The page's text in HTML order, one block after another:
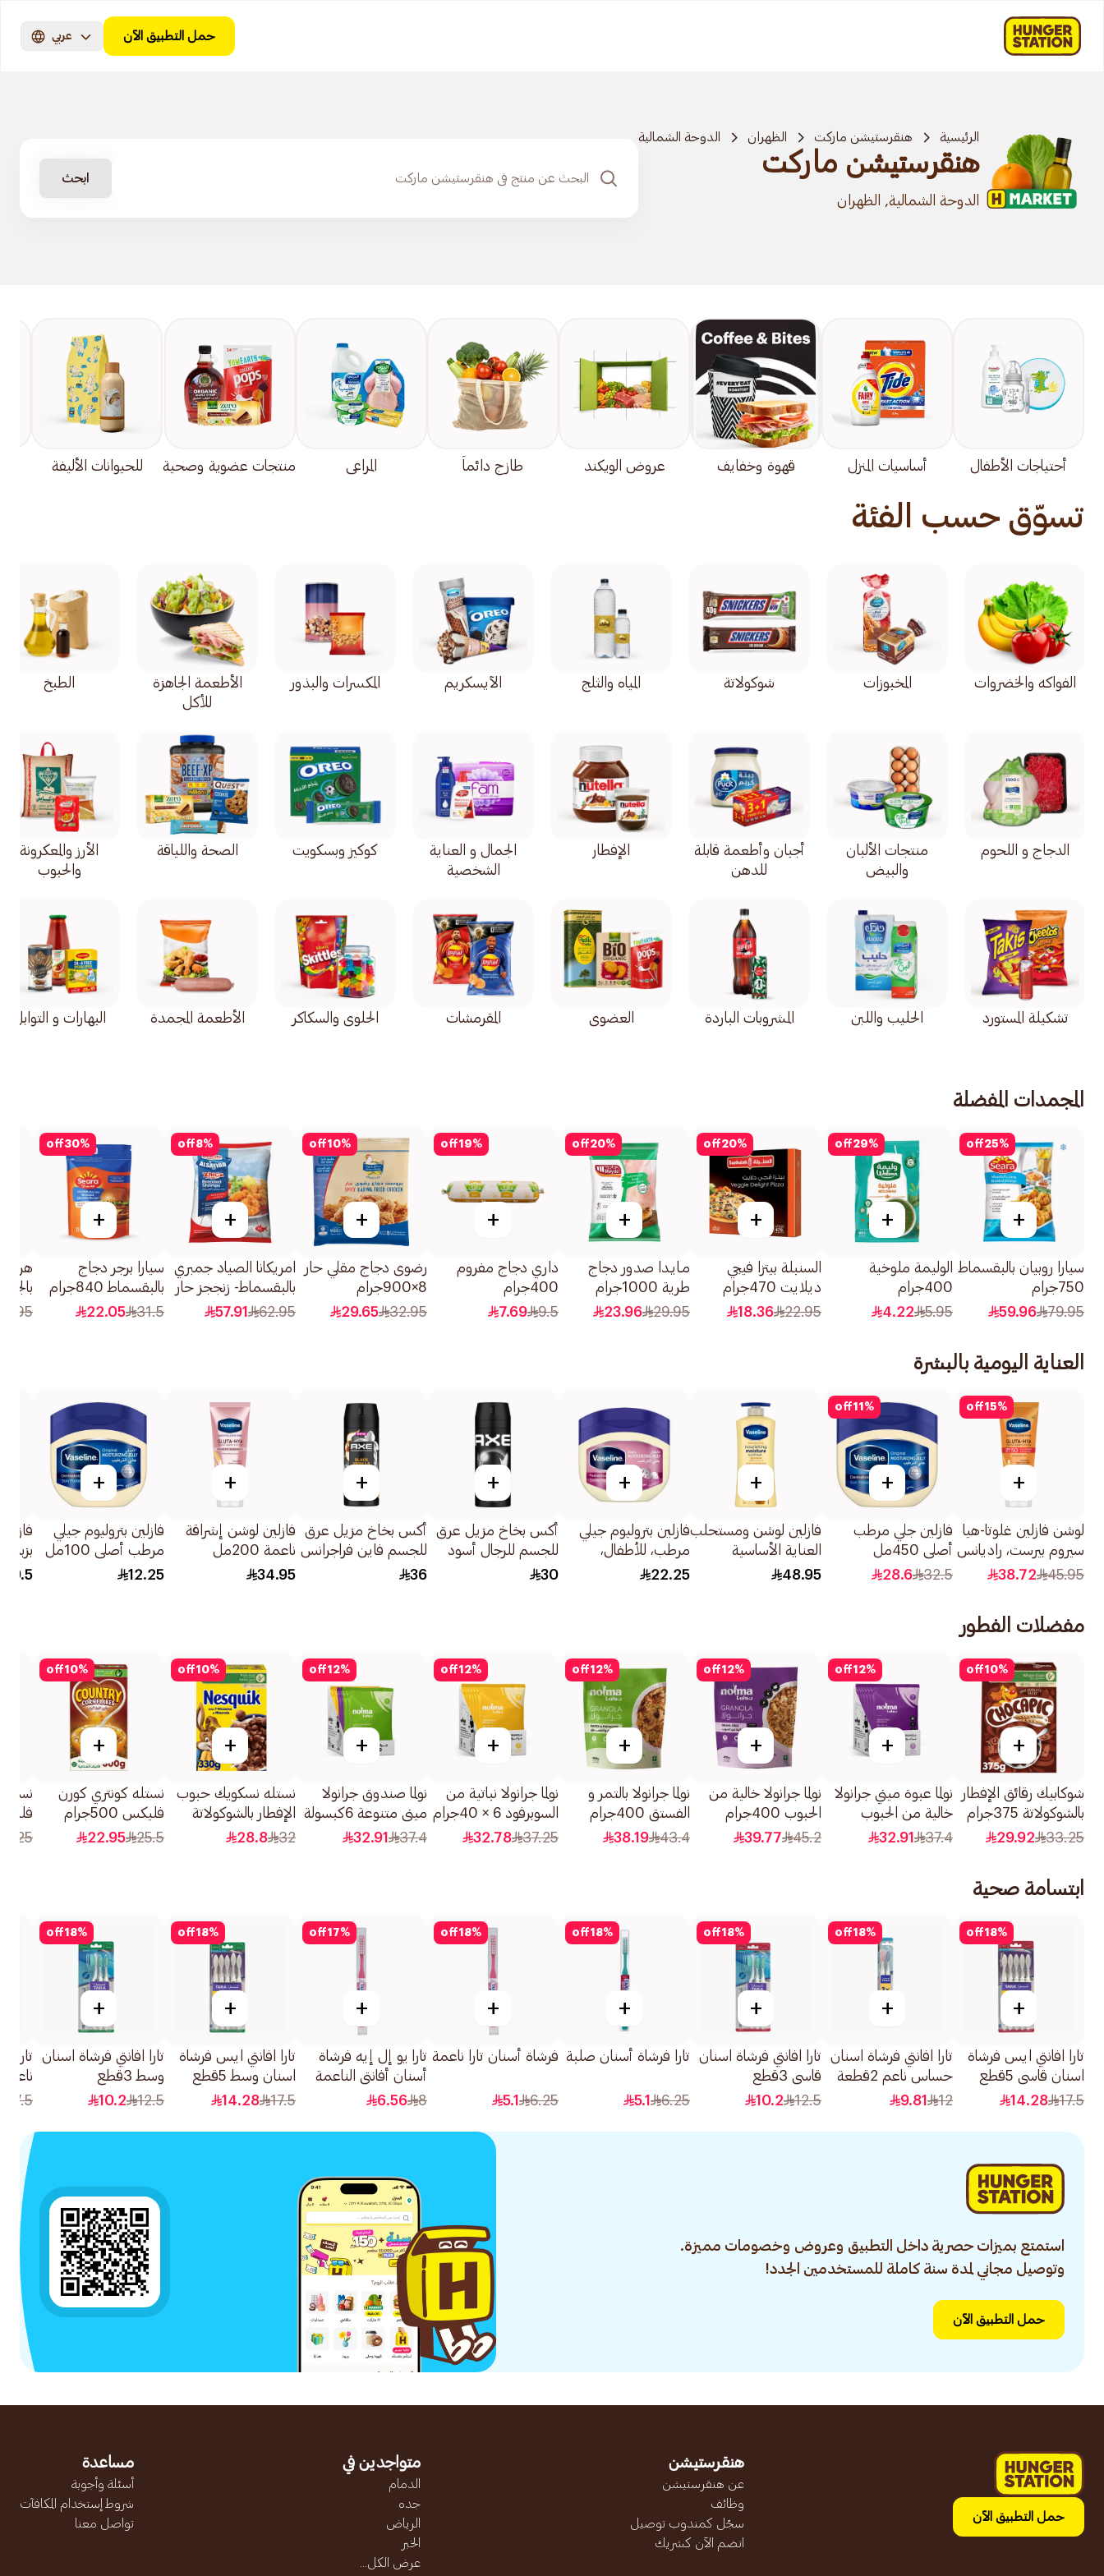
حمل التطبيق الآن عربي
الرئيسية هنقرستيشن ماركت الظهران الدوحة الشمالية
هنقرستيشن ماركت
الدوحة الشمالية, الظهران
ابحث
أحتياجات الأطفال أساسيات المنزل قهوة وخفايف عروض الويكند طازج دائماً المراعي منتجات عضوية وصحية للحيوانات الأليفة
تسوّق حسب الفئة
الفواكه والخضروات
الدجاج و اللحوم
تشكيلة المستورد
المخبوزات
منتجات الألبان
والبيض
الحليب واللبن
شوكولاتة
أجبان وأطعمة قابلة
للدهن
المشروبات الباردة
المياه والثلج
الإفطار
العضوي
الآيسكريم
الجمال و العناية
الشخصية
المقرمشات
المكسرات والبذور
كوكيز وبسكويت
الحلوى والسكاكر
الأطعمة الجاهزة
للأكل
الصحة واللياقة
الأطعمة المجمدة
الطبخ
الأرز والمعكرونة
والحبوب
البهارات و التوابل
المجمدات المفضلة
25%
off
+
سيارا روبيان بالبقسماط
750جرام
79.95
59.96
29%
off
+
الوليمة ملوخية
400جرام
5.95
4.22
20%
off
+
السنبلة بيتزا فيجي
ديلايت 470جرام
22.95
18.36
20%
off
+
مـايـدا صدور دجاج
طرية 1000جرام
29.95
23.96
19%
off
+
داري دجاج مفروم
400جرام
9.5
7.69
10%
off
+
رضوى دجاج مقلي حار
8×900جرام
32.95
29.65
8%
off
+
امريكانا الصياد جمبري
بالبقسماط- زنججز حار
ومقرمش 750جرام
62.95
57.91
30%
off
+
سيارا برجر دجاج
بالبقسماط 840جرام
31.5
22.05
هرفي
بالجبن 350
العناية اليومية بالبشرة
15%
off
+
لوشن فازلين غلوتا-هيا
سيروم بيرست، راديانس
ديفنس، SPF 50
45.95
38.72
11 %
off
+
فازلين جلي مرطب
أصلي 450مل
32.5
28.6
+
فازلين لوشن ومستحلب
العناية الأساسية
لإصلاح خلايا الجسم
48.95
+
فازلين بتروليوم جيلي
مرطب، للأطفال،
250مل
22.25
+
أكس بخاخ مزيل عرق
للجسم للرجال أسود
150مل
30
+
أكس بخاخ مزيل عرق
للجسم فاين فراجرانس
بريميوم بلاك فانيليا
36
+
فازلين لوشن إشراقة
ناعمة 200مل
34.95
+
فازلين بتروليوم جيلي
مرطب أصلي 100مل
12.25
بزبدة
480مل
39.5
مفضلات الفطور
10%
off
+
شوكابيك رقائق الإفطار
بالشوكولاتة 375جرام
33.25
29.92
12%
off
+
نولما عبوة ميني جرانولا
خالية من الحبوب
6أكياس
37.4
32.91
12%
off
+
نولما جرانولا خالية من
الحبوب 400جرام
45.2
39.77
12%
off
+
نولما جرانولا بالتمر و
الفستق 400جرام
43.4
38.19
12%
off
+
نولما جرانولا نباتية من
السوبرفود 6 × 40جرام
37.25
32.78
12%
off
+
نولما صندوق جرانولا
ميني متنوعة 6كبسولة
37.4
32.91
10%
off
+
نستله نسكويك حبوب
الإفطار بالشوكولاتة
330جرام
32
28.8
10%
off
+
نستله كونتري كورن
فليكس 500جرام
25.5
22.95
الذرة 375جرام
ابتسامة صحية
18%
off
+
تارا افانتي ايس فرشاة
اسنان قاسي 5قطع
17.5
14.28
18%
off
+
تارا افانتي فرشاة اسنان
حساس ناعم 2قطعة
12
9.81
18%
off
+
تارا افانتي فرشاة اسنان
قاسي 3قطع
12.5
10.2
18%
off
+
تارا فرشاة أسنان صلبة
6.25
5.1
18%
off
+
فرشاة أسنان تارا ناعمة
6.25
5.1
17%
off
+
تارا يو إل إيه فرشاة
أسنان أفانتي الناعمة
8
6.56
18%
off
+
تارا افانتي ايس فرشاة
اسنان وسط 5قطع
17.5
14.28
18%
off
+
تارا افانتي فرشاة اسنان
وسط 3قطع
12.5
10.2
تارا
ناعمة
17.5
استمتع بميزات حصرية داخل التطبيق وعروض وخصومات مميزة.
وتوصيل مجاني لمدة سنة كاملة للمستخدمين الجدد!
حمل التطبيق الآن
حمل التطبيق الآن
هنقرستيشن
عن هنقرستيشن
وظائف
سجّل كمندوب توصيل
انضم الآن كشريك
متواجدين في
الدمام
جده
الرياض
الخبر
عرض الكل...
مساعدة
أسئلة وأجوبة
شروط إستخدام المكافآت
تواصل معنا